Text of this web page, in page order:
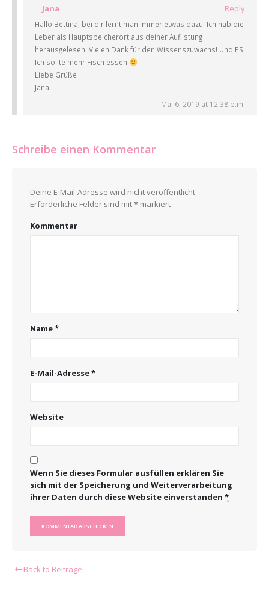
Jana Reply
Hallo Bettina, bei dir lernt man immer etwas dazu! Ich hab die
Leber als Hauptspeicherort aus deiner Auflistung
herausgelesen! Vielen Dank für den Wissenszuwachs! Und PS:
Ich sollte mehr Fisch essen
Liebe Grüße
Jana
Mai 6, 2019 at 12:38 p.m.
Schreibe einen Kommentar
Deine E-Mail-Adresse wird nicht veröffentlicht.
Erforderliche Felder sind mit* markiert
Kommentar
Name*
E-Mail-Adresse*
Website
Wenn Sie dieses Formular ausfüllen erklären Sie
sich mit der Speicherung und Weiterverarbeitung
ihrer Daten durch diese Website einverstanden *
Back to Beiträge